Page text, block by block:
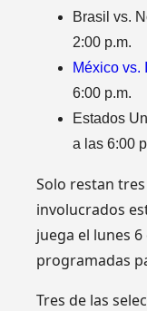
Brasil vs.
2:00 p.m.
México vs.
6:00 p.m.
Estados
a las 6:00
Solo restan
involucrados
juega el lunes
programadas
Tres de las